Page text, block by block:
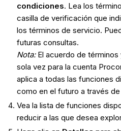
condiciones. Lea los
casilla de verificación que
los términos de servicio.
futuras consultas.
Nota:El acuerdo de términos
sola vez para la cuenta
aplica a todas las funciones
como en el futuro a través
Vea la lista de funciones
reducir a las que desea